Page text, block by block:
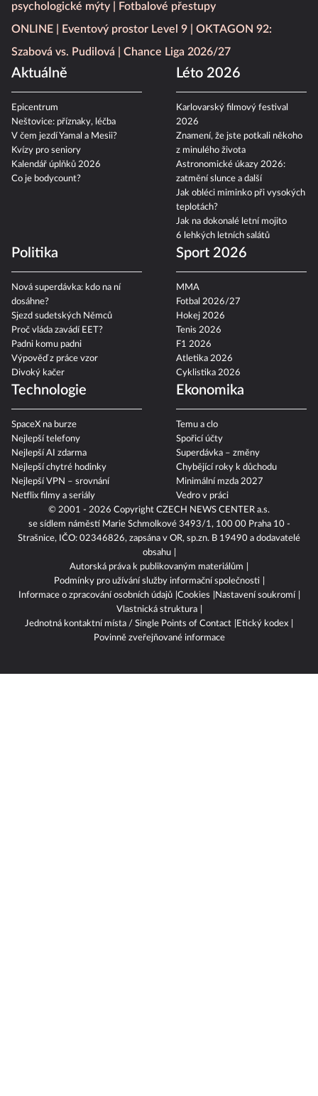
© 2001 - 2026 Copyright CZECH NEWS CENTER a.s.
se sídlem náměstí Marie Schmolkové 3493/1, 100 00 Praha 10 -
Strašnice, IČO: 02346826, zapsána v OR, sp.zn. B 19490 a dodavatelé
obsahu
Autorská práva k publikovaným materiálům
Podmínky pro užívání služby informační společnosti
Informace o zpracování osobních údajů Cookies
Nastavení soukromí
Vlastnická struktura
Jednotná kontaktní místa / Single Points of Contact
Etický kodex
Povinně zveřejňované informace
psychologické mýty
Fotbalové přestupy
ONLINE
Eventový prostor Level 9
OKTAGON 92:
Szabová vs. Pudilová
Chance Liga 2026/27
Aktuálně
Epicentrum
Neštovice: příznaky, léčba
V čem jezdí Yamal a Mesii?
Kvízy pro seniory
Kalendář úplňků 2026
Co je bodycount?
Léto 2026
Karlovarský filmový festival
2026
Znamení, že jste potkali někoho
z minulého života
Astronomické úkazy 2026:
zatmění slunce a další
Jak obléci miminko při vysokých
teplotách?
Jak na dokonalé letní mojito
6 lehkých letních salátů
Politika
Nová superdávka: kdo na ní
dosáhne?
Sjezd sudetských Němců
Proč vláda zavádí EET?
Padni komu padni
Výpověď z práce vzor
Divoký kačer
Sport 2026
MMA
Fotbal 2026/27
Hokej 2026
Tenis 2026
F1 2026
Atletika 2026
Cyklistika 2026
Technologie
SpaceX na burze
Nejlepší telefony
Nejlepší AI zdarma
Nejlepší chytré hodinky
Nejlepší VPN – srovnání
Netflix filmy a seriály
Ekonomika
Temu a clo
Spořicí účty
Superdávka – změny
Chybějící roky k důchodu
Minimální mzda 2027
Vedro v práci